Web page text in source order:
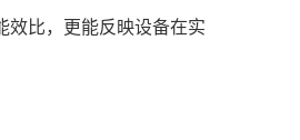
效比，更能反映设备在实